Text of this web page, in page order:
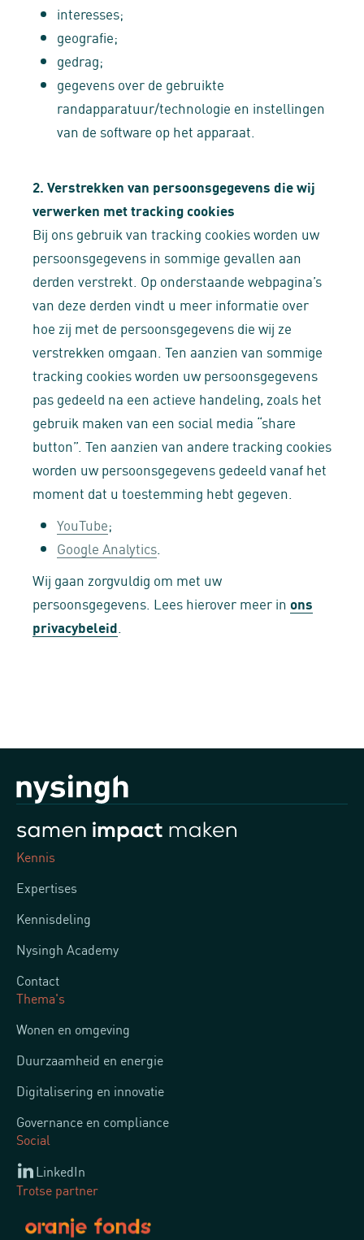
interesses;
geografie;
gedrag;
gegevens over de gebruikte
randapparatuur/technologie en instellingen
van de software op het apparaat.
2. Verstrekken van persoonsgegevens die wij
verwerken met tracking cookies
Bij ons gebruik van tracking cookies worden uw
persoonsgegevens in sommige gevallen aan
derden verstrekt. Op onderstaande webpagina’s
van deze derden vindt u meer informatie over
hoe zij met de persoonsgegevens die wij ze
verstrekken omgaan. Ten aanzien van sommige
tracking cookies worden uw persoonsgegevens
pas gedeeld na een actieve handeling, zoals het
gebruik maken van een social media “share
button”. Ten aanzien van andere tracking cookies
worden uw persoonsgegevens gedeeld vanaf het
moment dat u toestemming hebt gegeven.
YouTube;
Google Analytics
Wij gaan zorgvuldig om met uw
persoonsgegevens. Lees hierover meer in ons
privacybeleid
Kennis
Expertises
Kennisdeling
Nysingh Academy
Contact
Thema's
Wonen en omgeving
Duurzaamheid en energie
Digitalisering en innovatie
Governance en compliance
Social
LinkedIn
Trotse partner